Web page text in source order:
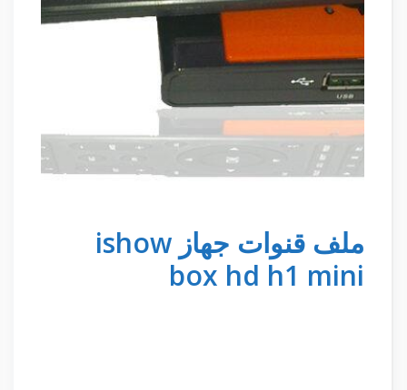
ملف قنوات جهاز ishow
box hd h1 mini